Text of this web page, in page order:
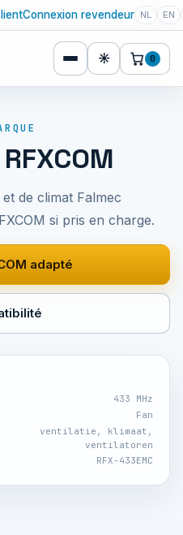
Connexion revendeur NL EN
☀ 0
de climat Falmec
si pris en charge.
adapté
433 MHz
Fan
ventilatie, klimaat,
ventilatoren
RFX-433EMC